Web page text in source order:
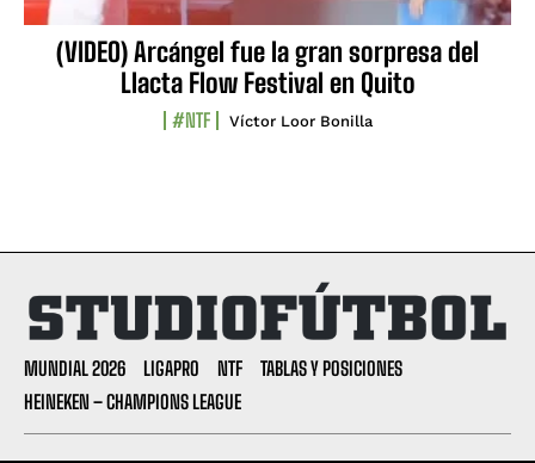
(VIDEO) Arcángel fue la gran sorpresa del
Llacta Flow Festival en Quito
#NTF Víctor Loor Bonilla
MUNDIAL 2026 LIGAPRO NTF
TABLAS Y POSICIONES
HEINEKEN – CHAMPIONS LEAGUE